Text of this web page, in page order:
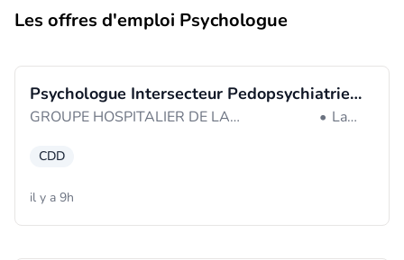
Les offres d'emploi Psychologue
Psychologue Intersecteur Pedopsychiatrie
Unite Plume
GROUPE HOSPITALIER DE LA
• La
CDD
il y a 9h